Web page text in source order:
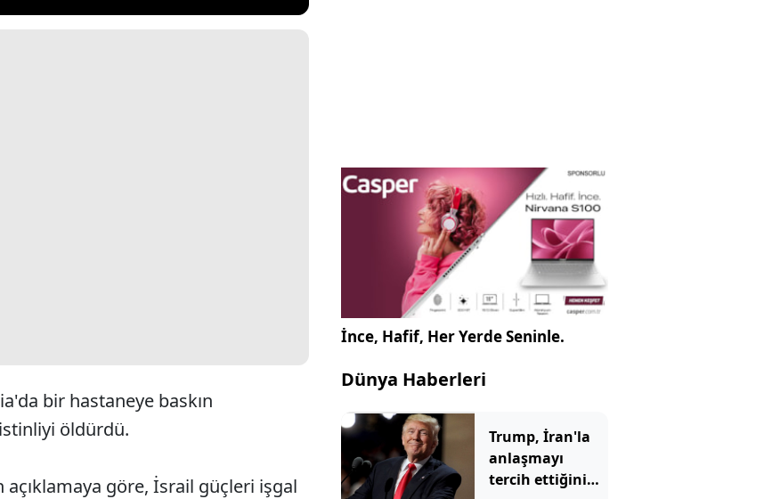
bir hastaneye baskın
öldürdü.
açıklamaya göre, İsrail güçleri işgal
İnce, Hafif, Her Yerde Seninle.
Dünya Haberleri
Trump, İran'la
anlaşmayı
tercih ettiğini